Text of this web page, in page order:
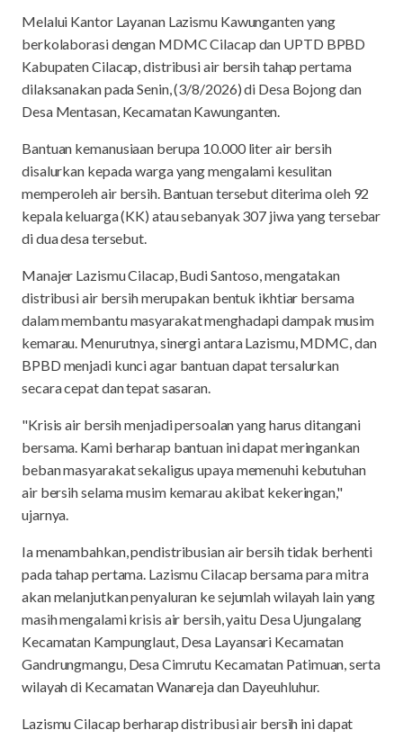
Melalui Kantor Layanan Lazismu Kawunganten yang
berkolaborasi dengan MDMC Cilacap dan UPTD BPBD
Kabupaten Cilacap, distribusi air bersih tahap pertama
dilaksanakan pada Senin, (3/8/2026) di Desa Bojong dan
Desa Mentasan, Kecamatan Kawunganten.
Bantuan kemanusiaan berupa 10.000 liter air bersih
disalurkan kepada warga yang mengalami kesulitan
memperoleh air bersih. Bantuan tersebut diterima oleh 92
kepala keluarga (KK) atau sebanyak 307 jiwa yang tersebar
di dua desa tersebut.
Manajer Lazismu Cilacap, Budi Santoso, mengatakan
distribusi air bersih merupakan bentuk ikhtiar bersama
dalam membantu masyarakat menghadapi dampak musim
kemarau. Menurutnya, sinergi antara Lazismu, MDMC, dan
BPBD menjadi kunci agar bantuan dapat tersalurkan
secara cepat dan tepat sasaran.
"Krisis air bersih menjadi persoalan yang harus ditangani
bersama. Kami berharap bantuan ini dapat meringankan
beban masyarakat sekaligus upaya memenuhi kebutuhan
air bersih selama musim kemarau akibat kekeringan,"
ujarnya.
Ia menambahkan, pendistribusian air bersih tidak berhenti
pada tahap pertama. Lazismu Cilacap bersama para mitra
akan melanjutkan penyaluran ke sejumlah wilayah lain yang
masih mengalami krisis air bersih, yaitu Desa Ujungalang
Kecamatan Kampunglaut, Desa Layansari Kecamatan
Gandrungmangu, Desa Cimrutu Kecamatan Patimuan, serta
wilayah di Kecamatan Wanareja dan Dayeuhluhur.
Lazismu Cilacap berharap distribusi air bersih ini dapat